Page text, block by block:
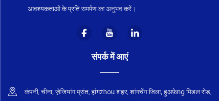
आवश्यकताओं के प्रति समर्पण का अनुभव करें।
संपर्क में आएं
कंपनी, चीना, ज़ेजियांग प्रांत, हांगzhou शहर, शांगचेंग जिला, हुअफ़ेng मिडल रोड,